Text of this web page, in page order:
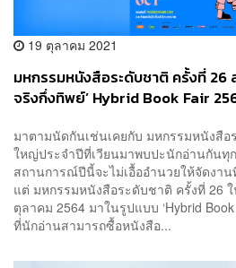
19 ตุลาคม 2021
มหกรรมหนังสือระดับชาติ ครั้งที่ 26
จริงกึ่งทิพย์’ Hybrid Book Fair
มาตามนัดกันเช่นเคยกับ มหกรรมหนังสื
ใหญ่ประจำปีที่เวียนมาพบปะนักอ่านกัน
สถานการณ์ปีนี้จะไม่เอื้ออำนวยให้จัดงา
แต่ มหกรรมหนังสือระดับชาติ ครั้งที่ 26
ตุลาคม 2564 มาในรูปแบบ ‘Hybrid
ที่นักอ่านสามารถซื้อหนังสือ...